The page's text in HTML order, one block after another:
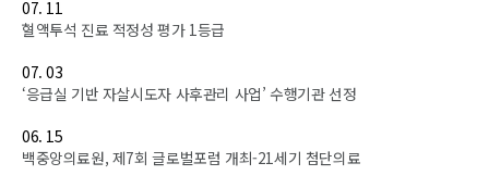
07. 11
혈액투석 진료 적정성 평가 1등급
07. 03
‘응급실 기반 자살시도자 사후관리 사업’ 수행기관 선정
06. 15
백중앙의료원, 제7회 글로벌포럼 개최-21세기 첨단의료